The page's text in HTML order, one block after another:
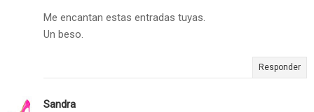
Me encantan estas entradas tuyas.
Un beso.
Responder
Sandra